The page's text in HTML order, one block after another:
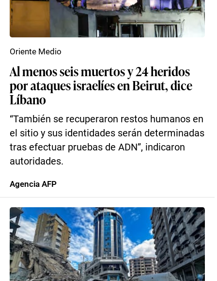
Al menos seis muertos y 24 heridos
por ataques israelíes en Beirut, dice
Líbano
“También se recuperaron restos humanos en
el sitio y sus identidades serán determinadas
tras efectuar pruebas de ADN”, indicaron
autoridades.
Oriente Medio
Agencia AFP